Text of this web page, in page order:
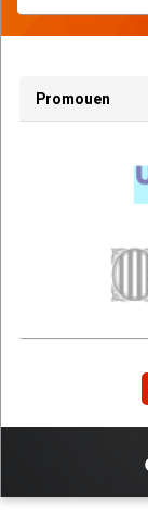
Promouen